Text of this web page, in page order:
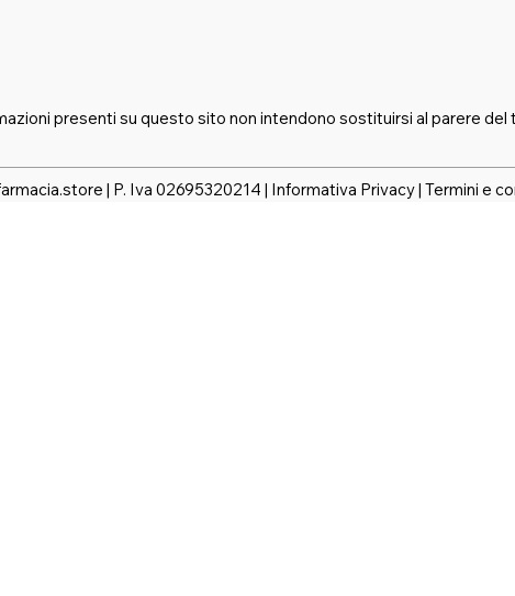
presenti su questo sito non intendono sostituirsi al parere del
| P. Iva 02695320214 | Informativa Privacy|Termini e